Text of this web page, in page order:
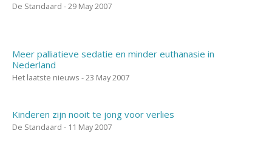
De Standaard - 29 May 2007
Meer palliatieve sedatie en minder euthanasie in
Nederland
Het laatste nieuws - 23 May 2007
Kinderen zijn nooit te jong voor verlies
De Standaard - 11 May 2007